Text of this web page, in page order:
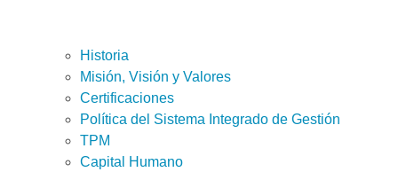
Historia
Misión, Visión y Valores
Certificaciones
Política del Sistema Integrado de Gestión
TPM
Capital Humano